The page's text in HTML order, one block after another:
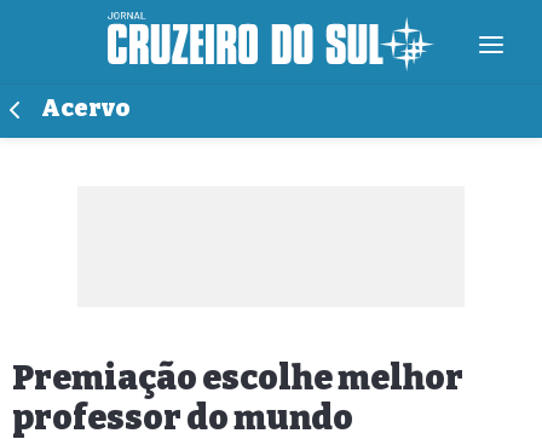
Acervo
Premiação escolhe melhor
professor do mundo